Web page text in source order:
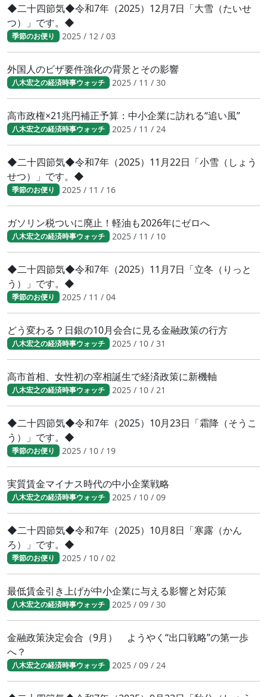
◆二十四節気◆令和7年（2025）12月7日「大雪（たいせ
つ）」です。◆
季節のお便り 2025 / 12 / 03
外国人のビザ要件強化の背景とその影響
八木宏之の経済時事ウォッチ 2025 / 11 / 30
高市政権×21兆円補正予算：中小企業に訪れる“追い風”
八木宏之の経済時事ウォッチ 2025 / 11 / 24
◆二十四節気◆令和7年（2025）11月22日「小雪（しょう
せつ）」です。◆
季節のお便り 2025 / 11 / 16
ガソリン税ついに廃止！軽油も2026年にゼロへ
八木宏之の経済時事ウォッチ 2025 / 11 / 10
◆二十四節気◆令和7年（2025）11月7日「立冬（りっと
う）」です。◆
季節のお便り 2025 / 11 / 04
どう変わる？日銀の10月会合に見る金融政策の行方
八木宏之の経済時事ウォッチ 2025 / 10 / 31
高市首相、女性初の宰相誕生で経済政策に新機軸
八木宏之の経済時事ウォッチ 2025 / 10 / 21
◆二十四節気◆令和7年（2025）10月23日「霜降（そうこ
う）」です。◆
季節のお便り 2025 / 10 / 19
実質賃金マイナス時代の中小企業戦略
八木宏之の経済時事ウォッチ 2025 / 10 / 09
◆二十四節気◆令和7年（2025）10月8日「寒露（かん
ろ）」です。◆
季節のお便り 2025 / 10 / 02
最低賃金引き上げが中小企業に与える影響と対応策
八木宏之の経済時事ウォッチ 2025 / 09 / 30
金融政策決定会合（9月） ようやく“出口戦略”の第一歩
へ？
八木宏之の経済時事ウォッチ 2025 / 09 / 24